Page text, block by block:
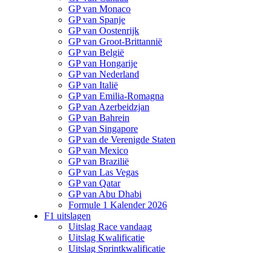
GP van Monaco
GP van Spanje
GP van Oostenrijk
GP van Groot-Brittannië
GP van België
GP van Hongarije
GP van Nederland
GP van Italië
GP van Emilia-Romagna
GP van Azerbeidzjan
GP van Bahrein
GP van Singapore
GP van de Verenigde Staten
GP van Mexico
GP van Brazilië
GP van Las Vegas
GP van Qatar
GP van Abu Dhabi
Formule 1 Kalender 2026
F1 uitslagen
Uitslag Race vandaag
Uitslag Kwalificatie
Uitslag Sprintkwalificatie